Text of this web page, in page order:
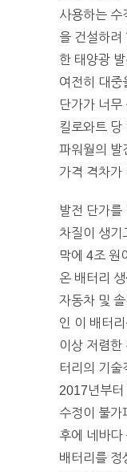
사용하는 수
을 건설하려
한 태양광
여전히 대중
단가가 너무
킬로와트 당
파워월의 발
가격 격차가
발전 단가를
차질이 생기
막에 4조 원
온 배터리
자동차 및
인 이 배터
이상 저렴한
터리의 기술
2017년부터
수정이 불가
후에 네바다
배터리를 정